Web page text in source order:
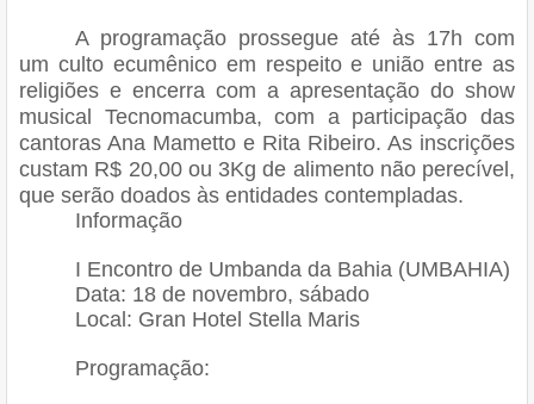
A programação prossegue até às 17h com
um culto ecumênico em respeito e união entre as
religiões e encerra com a apresentação do show
musical Tecnomacumba, com a participação das
cantoras Ana Mametto e Rita Ribeiro. As inscrições
custam R$ 20,00 ou 3Kg de alimento não perecível,
que serão doados às entidades contempladas.
Informação
I Encontro de Umbanda da Bahia (UMBAHIA)
Data: 18 de novembro, sábado
Local: Gran Hotel Stella Maris
Programação: